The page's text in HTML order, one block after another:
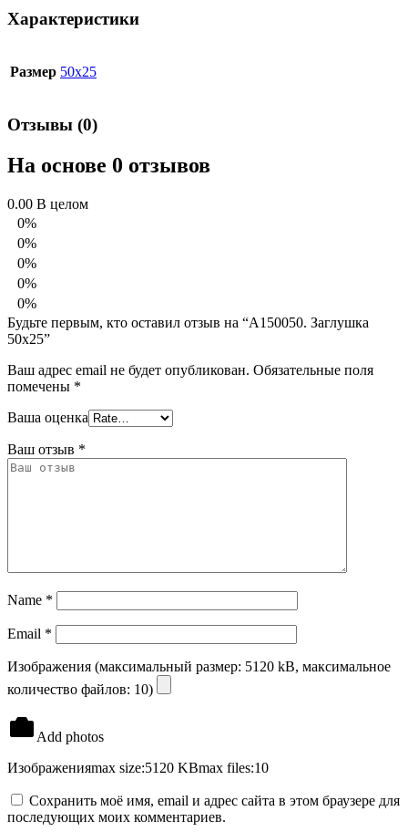
Характеристики
Размер 50х25
Отзывы (0)
На основе 0 отзывов
0.00 В целом
0%
0%
0%
0%
0%
Будьте первым, кто оставил отзыв на “А150050. Заглушка
50х25”
Ваш адрес email не будет опубликован. Обязательные поля
помечены *
Ваша оценка
Ваш отзыв *
Name *
Email *
Изображения (максимальный размер: 5120 kB, максимальное
количество файлов: 10)
Add photos
Изображенияmax size:5120 KBmax files:10
Сохранить моё имя, email и адрес сайта в этом браузере для
последующих моих комментариев.